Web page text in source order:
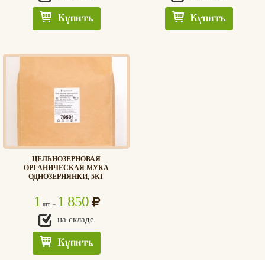
Едлин
Купить Купить
ЦЕЛЬНОЗЕРНОВАЯ
ОРГАНИЧЕСКАЯ МУКА
ОДНОЗЕРНЯНКИ, 5КГ
1 шт. – 1 850
на складе
Купить